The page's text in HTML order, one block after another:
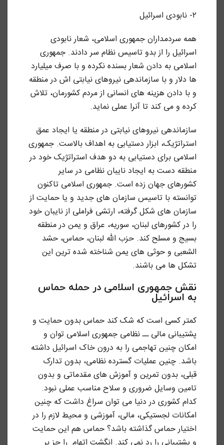
۲- نابودی اسرائیل
همه سردمداران جمهوری اسلامی، شعار نابودی
اسرائیل را از بدو تاسیس نظام سر دادند. جمهوری
اسلامی به دادن شعار بسنده نکرده و با صرف میلیارد
ها دلار و با سازماندهی نیروهای نیابتی اش در منطقه
و با دادن هزینه های انسانی از مردم کشورمان، تلاش
کرده و می کند تا آنرا عملی نماید.
سازماندهی نیروهای نیابتی در منطقه یا ایجاد عمق
استراتژیک، ابزار دستیابی به اهداف بالاست. جمهوری
اسلامی برای دستیابی به دو هدف استراتژیک خود در
منطقه دست به ایجاد نایبان نظامی در سایر
کشورهای جهان زده است. جمهوری اسلامی تاکنون
توانسته با تاسیس سازمان های جدید و یا حمایت از
سازمان های شکل گرفته، ارتشی فراملی از نایبان خود
را در کشورهای لبنان، سوریه، عراق و یمن در منطقه
بسیج و مسلح کند. حزب الله لبنان، حماس، حشد
الشعبی و حوثی های یمن شناخته شده ترین این
تشکل ها می باشند.
نقش جمهوری اسلامی در حمله حماس
به اسرائیل
کمتر کسی است که شک کند حماس بدون حمایت و
پشتیبانی مالی ــ نظامی جمهوری اسلامی توان و
امکان چنین تهاجمی را به درون خاک اسرائیل داشته
باشد. چنین عملیات گسترده نظامی، بدون تدارک
قبلی، بدون تمرین و آموزش های مقدماتی و بدون
تامین وسایل ضروری و سلاح مناسب عملی نبود.
کدام کشوری در دنیا می توان سراغ داشت که چنین
امکانات لجستیکی، مالی، آموزشی و محیط لازم را در
اختیار حماس گذاشته باشد؟ حماس هم این حمایت